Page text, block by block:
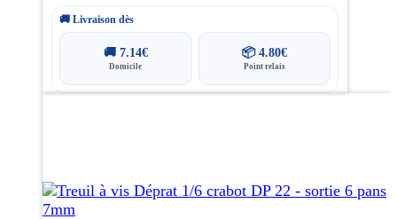
🚚 Livraison dès
🚚 7.14€
Domicile
📦 4.80€
Point relais